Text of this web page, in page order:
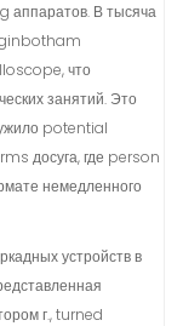
аппаратов. В тысяча
что
занятий. Это
potential
досуга, где person
немедленного
устройств в
г., turned